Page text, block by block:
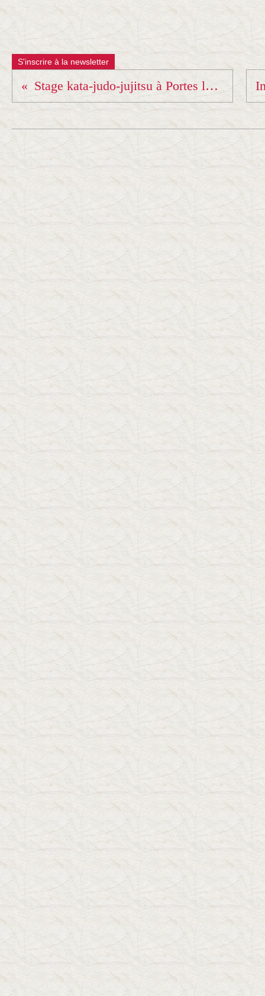
S'inscrire à la newsletter
Stage kata-judo-jujitsu à Portes les Valences.